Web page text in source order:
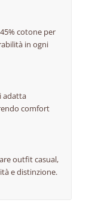
cotone per
in ogni
adatta
comfort
outfit casual,
e distinzione.